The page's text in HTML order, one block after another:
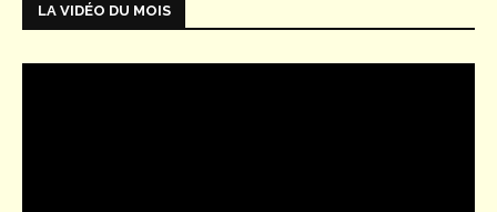
LA VIDÉO DU MOIS